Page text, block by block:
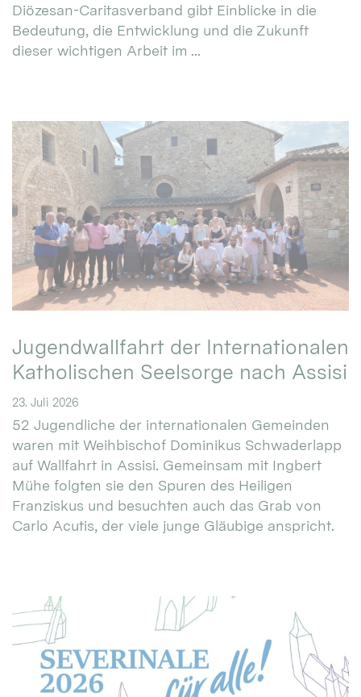
Diözesan-Caritasverband gibt Einblicke in die
Bedeutung, die Entwicklung und die Zukunft
dieser wichtigen Arbeit im ...
Jugendwallfahrt der Internationalen
Katholischen Seelsorge nach Assisi
23. Juli 2026
52 Jugendliche der internationalen Gemeinden
waren mit Weihbischof Dominikus Schwaderlapp
auf Wallfahrt in Assisi. Gemeinsam mit Ingbert
Mühe folgten sie den Spuren des Heiligen
Franziskus und besuchten auch das Grab von
Carlo Acutis, der viele junge Gläubige anspricht.